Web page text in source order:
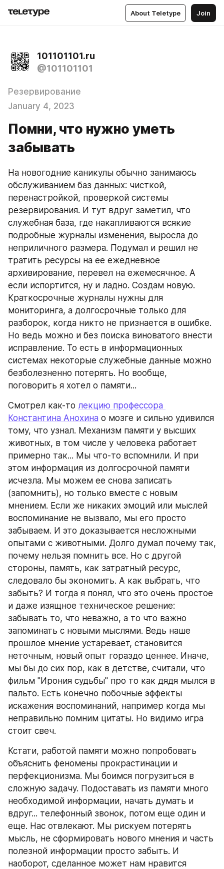
About Teletype Join
101101101.ru
@101101101
Резервирование
January 4, 2023
Помни, что нужно уметь
забывать
На новогодние каникулы обычно занимаюсь
обслуживанием баз данных: чисткой,
перенастройкой, проверкой системы
резервирования. И тут вдруг заметил, что
служебная база, где накапливаются всякие
подробные журналы изменения, выросла до
неприличного размера. Подумал и решил не
тратить ресурсы на ее ежедневное
архивирование, перевел на ежемесячное. А
если испортится, ну и ладно. Создам новую.
Краткосрочные журналы нужны для
мониторинга, а долгосрочные только для
разборок, когда никто не признается в ошибке.
Но ведь можно и без поиска виноватого внести
исправление. То есть в информационных
системах некоторые служебные данные можно
безболезненно потерять. Но вообще,
поговорить я хотел о памяти...
Смотрел как-то лекцию профессора
Константина Анохина о мозге и сильно удивился
тому, что узнал. Механизм памяти у высших
животных, в том числе у человека работает
примерно так... Мы что-то вспомнили. И при
этом информация из долгосрочной памяти
исчезла. Мы можем ее снова записать
(запомнить), но только вместе с новым
мнением. Если же никаких эмоций или мыслей
воспоминание не вызвало, мы его просто
забываем. И это доказывается несложными
опытами с животными. Долго думал почему так,
почему нельзя помнить все. Но с другой
стороны, память, как затратный ресурс,
следовало бы экономить. А как выбрать, что
забыть? И тогда я понял, что это очень простое
и даже изящное техническое решение:
забывать то, что неважно, а то что важно
запоминать с новыми мыслями. Ведь наше
прошлое мнение устаревает, становится
неточным, новый опыт гораздо ценнее. Иначе,
мы бы до сих пор, как в детстве, считали, что
фильм "Ирония судьбы" про то как дядя мылся в
пальто. Есть конечно побочные эффекты
искажения воспоминаний, например когда мы
неправильно помним цитаты. Но видимо игра
стоит свеч.
Кстати, работой памяти можно попробовать
объяснить феномены прокрастинации и
перфекционизма. Мы боимся погрузиться в
сложную задачу. Подоставать из памяти много
необходимой информации, начать думать и
вдруг... телефонный звонок, потом еще один и
еще. Нас отвлекают. Мы рискуем потерять
мысль, не сформировать нового мнения и часть
полезной информации просто забыть. И
наоборот, сделанное может нам нравится